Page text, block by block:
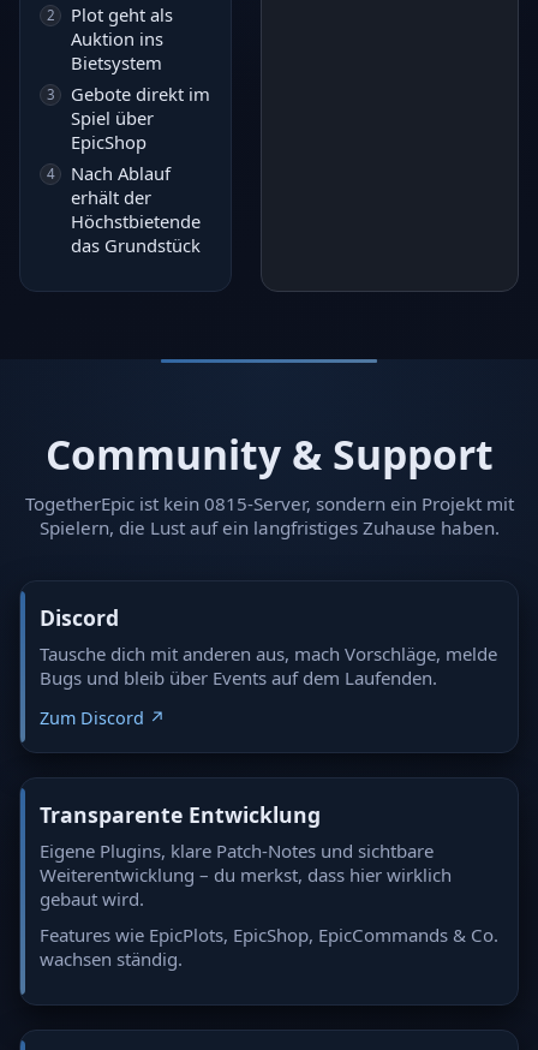
Plot geht als
Auktion ins
Bietsystem
Gebote direkt im
Spiel über
EpicShop
Nach Ablauf
erhält der
Höchstbietende
das Grundstück
Community & Support
TogetherEpic ist kein 0815-Server, sondern ein Projekt mit
Spielern, die Lust auf ein langfristiges Zuhause haben.
Discord
Tausche dich mit anderen aus, mach Vorschläge, melde
Bugs und bleib über Events auf dem Laufenden.
Zum Discord ↗
Transparente Entwicklung
Eigene Plugins, klare Patch-Notes und sichtbare
Weiterentwicklung – du merkst, dass hier wirklich
gebaut wird.
Features wie EpicPlots, EpicShop, EpicCommands & Co.
wachsen ständig.